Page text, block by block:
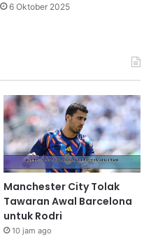
6 Oktober 2025
Manchester City Tolak
Tawaran Awal Barcelona
untuk Rodri
10 jam ago